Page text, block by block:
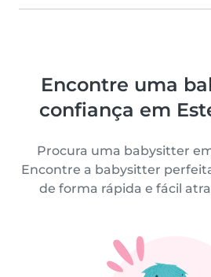
Encontre uma
confiança em
Procura uma babysitter
Encontre a babysitter
de forma rápida e fácil